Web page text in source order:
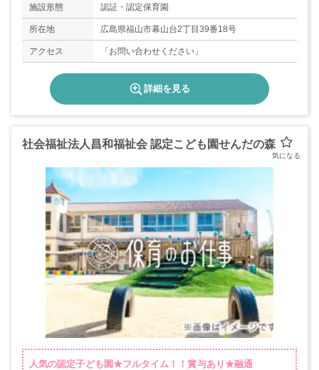
施設形態 認証・認定保育園
所在地 広島県福山市幕山台2丁目39番18号
アクセス 「お問い合わせください」
詳細を見る
社会福祉法人昌和福祉会 認定こども園せんだの森
人気の認定子ども園★フルタイム！！賞与あり★融通